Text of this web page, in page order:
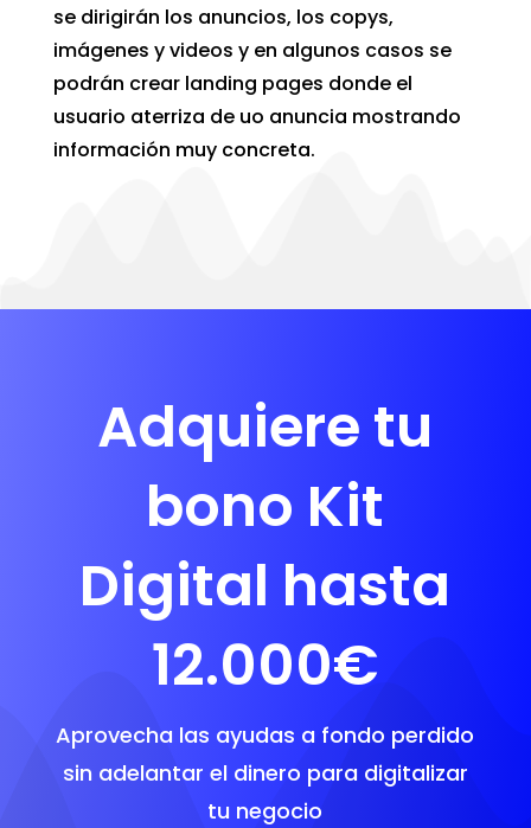
se dirigirán los anuncios, los copys,
imágenes y videos y en algunos casos se
podrán crear landing pages donde el
usuario aterriza de uo anuncia mostrando
información muy concreta.
Adquiere tu
bono Kit
Digital hasta
12.000€
Aprovecha las ayudas a fondo perdido
sin adelantar el dinero para digitalizar
tu negocio